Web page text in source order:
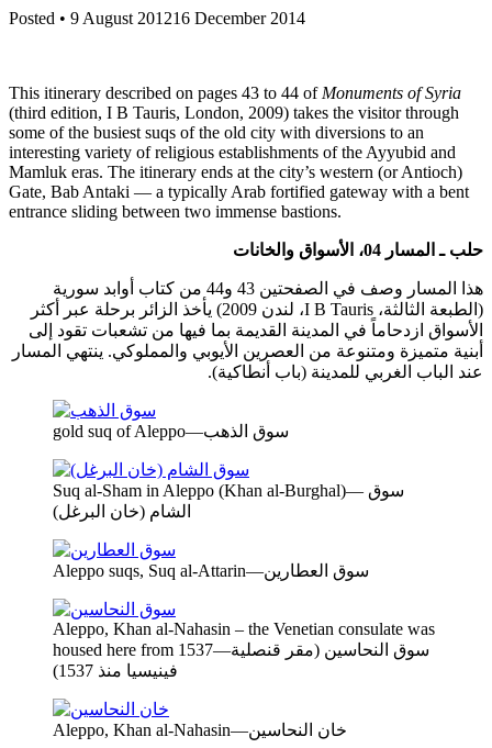
Posted • 9 August 201216 December 2014
This itinerary described on pages 43 to 44 of Monuments of Syria
(third edition, I B Tauris, London, 2009) takes the visitor through
some of the busiest suqs of the old city with diversions to an
interesting variety of religious establishments of the Ayyubid and
Mamluk eras. The itinerary ends at the city’s western (or Antioch)
Gate, Bab Antaki — a typically Arab fortified gateway with a bent
entrance sliding between two immense bastions.
حلب ـ المسار 04، الأسواق والخانات
هذا المسار وصف في الصفحتين 43 و44 من كتاب أوابد سورية
(الطبعة الثالثة، I B Tauris، لندن 2009) يأخذ الزائر برحلة عبر أكثر
الأسواق ازدحاماً في المدينة القديمة بما فيها من تشعبات تقود إلى
أبنية متميزة ومتنوعة من العصرين الأيوبي والمملوكي. ينتهي المسار
عند الباب الغربي للمدينة (باب أنطاكية).
gold suq of Aleppo—سوق الذهب
Suq al-Sham in Aleppo (Khan al-Burghal)— سوق
الشام (خان البرغل)
Aleppo suqs, Suq al-Attarin—سوق العطارين
Aleppo, Khan al-Nahasin – the Venetian consulate was
housed here from 1537—سوق النحاسين (مقر قنصلية
فينيسيا منذ 1537)
Aleppo, Khan al-Nahasin—خان النحاسين